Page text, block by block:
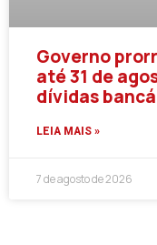
Governo
até 31 de
dívidas
LEIA MAIS »
7 de agosto de 2026